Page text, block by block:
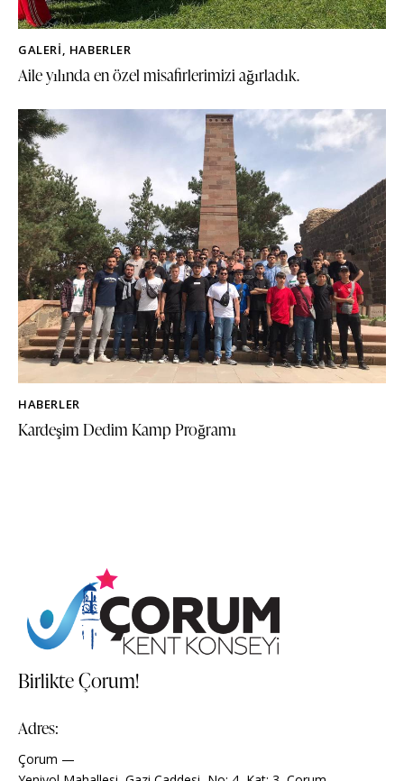
GALERI, HABERLER
Aile yılında en özel misafirlerimizi ağırladık.
HABERLER
Kardeşim Dedim Kamp Proğramı
Birlikte Çorum!
Adres:
Çorum —